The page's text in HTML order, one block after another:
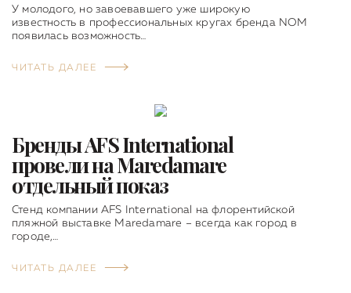
У молодого, но завоевавшего уже широкую
известность в профессиональных кругах бренда NOM
появилась возможность…
ЧИТАТЬ ДАЛЕЕ
Бренды AFS International
провели на Maredamare
отдельный показ
Стенд компании AFS International на флорентийской
пляжной выставке Maredamare – всегда как город в
городе,…
ЧИТАТЬ ДАЛЕЕ